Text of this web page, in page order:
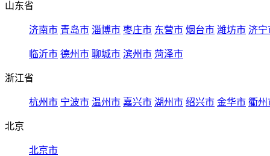
山东省
济南市 青岛市 淄博市 枣庄市 东营市 烟台市 潍坊市 济宁
临沂市 德州市 聊城市 滨州市 菏泽市
浙江省
杭州市 宁波市 温州市 嘉兴市 湖州市 绍兴市 金华市 衢州
北京
北京市